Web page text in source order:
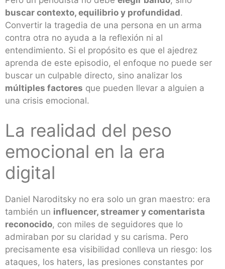
buscar contexto, equilibrio y profundidad.
Convertir la tragedia de una persona en un arma
contra otra no ayuda a la reflexión ni al
entendimiento. Si el propósito es que el ajedrez
aprenda de este episodio, el enfoque no puede ser
buscar un culpable directo, sino analizar los
múltiples factores que pueden llevar a alguien a
una crisis emocional.
La realidad del peso
emocional en la era
digital
Daniel Naroditsky no era solo un gran maestro: era
también un influencer, streamer y comentarista
reconocido, con miles de seguidores que lo
admiraban por su claridad y su carisma. Pero
precisamente esa visibilidad conlleva un riesgo: los
ataques, los haters, las presiones constantes por